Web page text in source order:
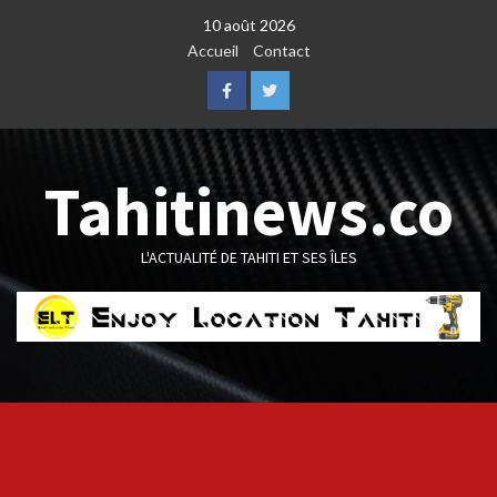
10 août 2026
Accueil
Contact
FacebookTwitter
Tahitinews.co
L'ACTUALITÉ DE TAHITI ET SES ÎLES